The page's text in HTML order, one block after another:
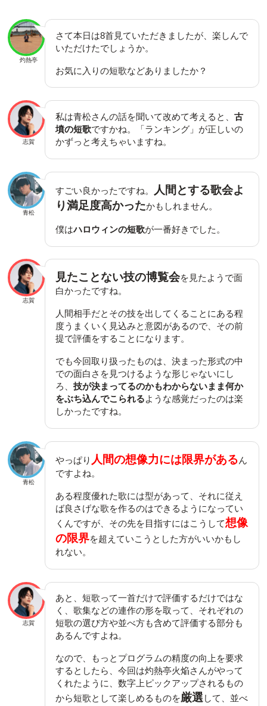
灼熱亭
さて本日は8首見ていただきましたが、楽しんで
いただけたでしょうか。
お気に入りの短歌などありましたか？
志賀
私は青松さんの話を聞いて改めて考えると、古
墳の短歌ですかね。「ランキング」が正しいの
かずっと考えちゃいますね。
青松
すごい良かったですね。
人間とする歌会よ
り満足度高かったかもしれません。
僕はハロウィンの短歌が一番好きでした。
志賀
見たことない技の博覧会を見たようで面
白かったですね。
人間相手だとその技を出してくることにある程
度うまくいく見込みと意図があるので、その前
提で評価をすることになります。
でも今回取り扱ったものは、決まった形式の中
での面白さを見つけるような形じゃないにし
ろ、技が決まってるのかもわからないまま何か
をぶち込んでこられるような感覚だったのは楽
しかったですね。
青松
やっぱり 人間の想像力には限界があるん
ですよね。
ある程度優れた歌には型があって、それに従え
ば良さげな歌を作るのはできるようになってい
くんですが、その先を目指すにはこうして想像
の限界を超えていこうとした方がいいかもし
れない。
志賀
あと、短歌って一首だけで評価するだけではな
く、歌集などの連作の形を取って、それぞれの
短歌の選び方や並べ方も含めて評価する部分も
あるんですよね。
なので、もっとプログラムの精度の向上を要求
するとしたら、今回は灼熱亭火焔さんがやって
くれたように、数字上ピックアップされるもの
から短歌として楽しめるものを厳選して、並べ